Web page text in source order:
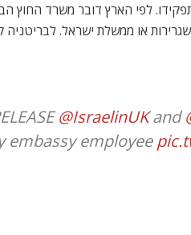
לפי הארץ דובר משרד החוץ
או ממשלת ישראל. לבריטניה
@IsraelinUKand
embassy employee